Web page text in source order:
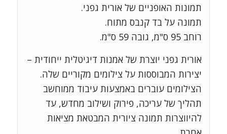
תמונות האופניים של אורית גפני.
תמונה על בד קנבס מתוח.
רוחב 95 ס"מ, גובה 59 ס"מ.
אורית גפני יוצרת של אמנות דיגיטלית ייחודית –
יצירות המבוססות על צילומים מקוריים שלה.
הצילומים עוברים באמצעות עיבוד ממוחשב
תהליך של עריכה, פירוק ושילוב מחדש, עד
להיווצרות תמונה ציורית המבטאת מציאות